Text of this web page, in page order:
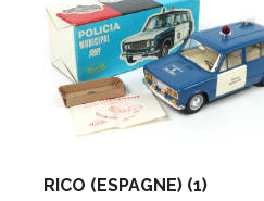
RICO (ESPAGNE) (1)